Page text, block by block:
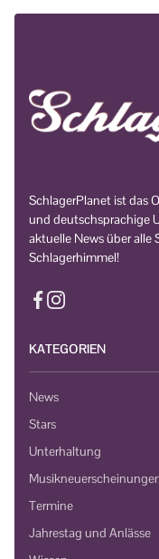
SchlagerPlanet ist das
und deutschsprachige
aktuelle News über alle
Schlagerhimmel!
KATEGORIEN
News
Stars
Unterhaltung
Termine
Jahrestag und Anlässe